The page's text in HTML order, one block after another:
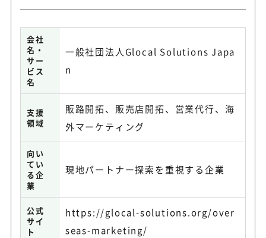
会社
名・
サー
ビス
名
一般社団法人Glocal Solutions Japa
n
支援
領域
販路開拓、販売店開拓、営業代行、海
外マーケティング
向い
てい
る企
業
現地パートナー探索を重視する企業
公式
サイ
ト
https://glocal-solutions.org/over
seas-marketing/